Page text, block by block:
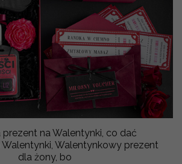
prezent na Walentynki, co dać
Walentynkowy prezent
dla żony, bo